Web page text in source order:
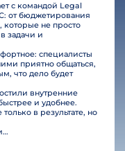
с командой Legal
от бюджетирования
которые не просто
задачи и
специалисты
приятно общаться,
что дело будет
внутренние
и удобнее.
в результате, но
От всей команды «Агропромшины» хотим поблагодарить специалистов Legal Bridge за отличную работу и человеческое отношение.…